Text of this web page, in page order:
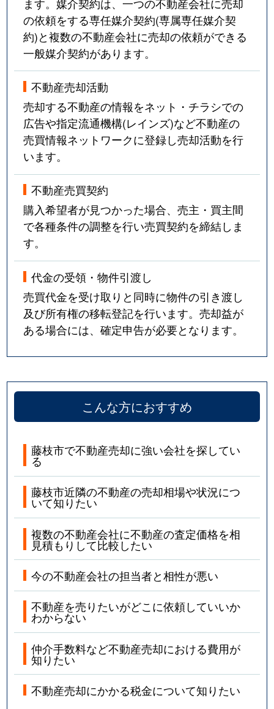
の依頼をする専任媒介契約(専属専任媒介契
約)と複数の不動産会社に売却の依頼ができる
一般媒介契約があります。
不動産売却活動
売却する不動産の情報をネット・チラシでの
広告や指定流通機構(レインズ)など不動産の
売買情報ネットワークに登録し売却活動を行
います。
不動産売買契約
購入希望者が見つかった場合、売主・買主間
で各種条件の調整を行い売買契約を締結しま
す。
代金の受領・物件引渡し
売買代金を受け取りと同時に物件の引き渡し
及び所有権の移転登記を行います。売却益が
ある場合には、確定申告が必要となります。
こんな方におすすめ
藤枝市で不動産売却に強い会社を探してい
る
藤枝市近隣の不動産の売却相場や状況につ
いて知りたい
複数の不動産会社に不動産の査定価格を相
見積もりして比較したい
今の不動産会社の担当者と相性が悪い
不動産を売りたいがどこに依頼していいか
わからない
仲介手数料など不動産売却における費用が
知りたい
不動産売却にかかる税金について知りたい